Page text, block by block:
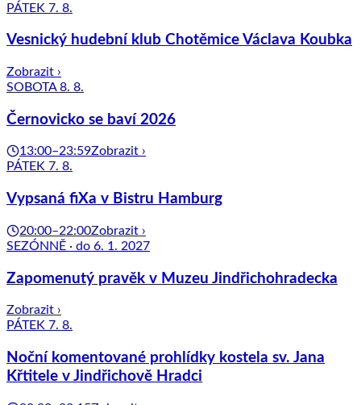
PÁTEK 7. 8.
Vesnický hudební klub Chotěmice Václava Koubka
Zobrazit ›
SOBOTA 8. 8.
Černovicko se baví 2026
13:00–23:59Zobrazit ›
PÁTEK 7. 8.
Vypsaná fiXa v Bistru Hamburg
20:00–22:00Zobrazit ›
SEZÓNNĚ · do 6. 1. 2027
Zapomenutý pravěk v Muzeu Jindřichohradecka
Zobrazit ›
PÁTEK 7. 8.
Noční komentované prohlídky kostela sv. Jana
Křtitele v Jindřichově Hradci